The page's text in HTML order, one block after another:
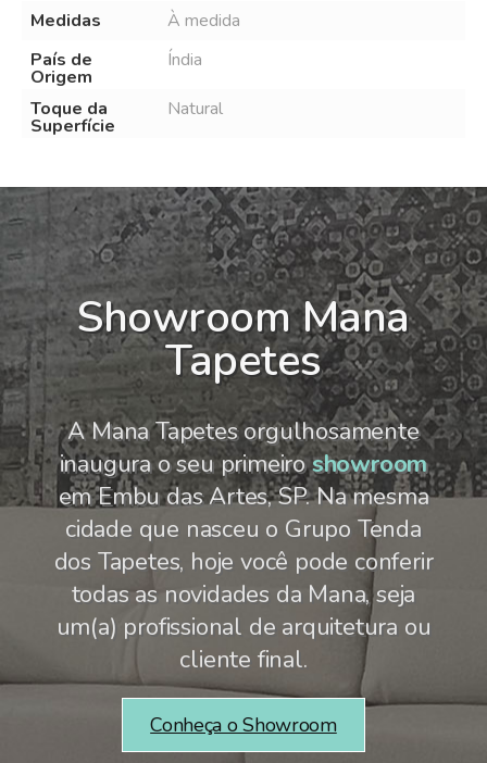
Medidas
À medida
País de
Origem
Índia
Toque da
Superfície
Natural
Showroom Mana
Tapetes
A Mana Tapetes orgulhosamente
inaugura o seu primeiroshowroom
em Embu das Artes, SP. Na mesma
cidade que nasceu o Grupo Tenda
dos Tapetes, hoje você pode conferir
todas as novidades da Mana, seja
um(a) profissional de arquitetura ou
cliente final.
Conheça o Showroom